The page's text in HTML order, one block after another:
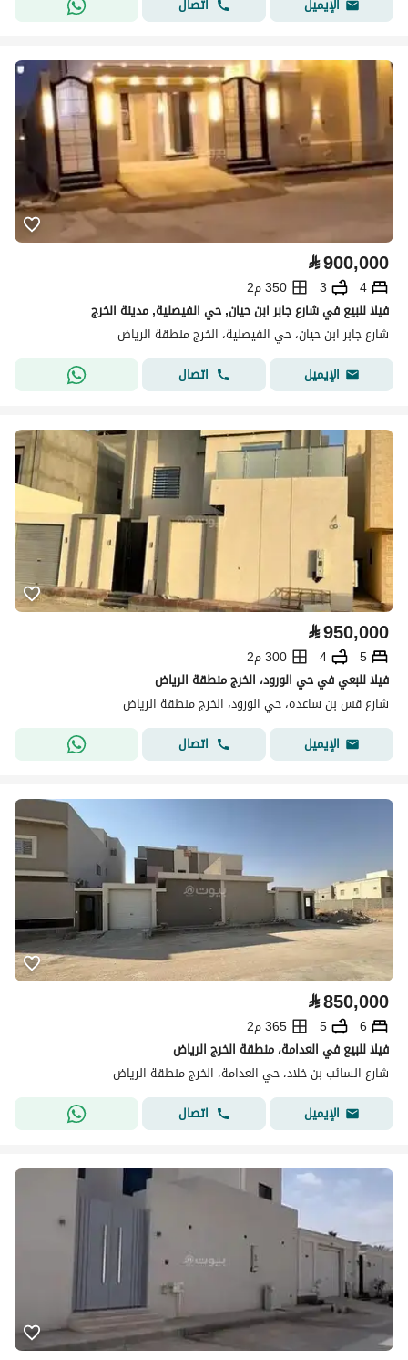
الإيميل
⃁900,000
4
3
350 م2
فيلا للبيع في شارع جابر ابن حيان, حي الفيصلية, مدينة الخرج
شارع جابر ابن حيان، حي الفيصلية، الخرج منطقة الرياض
الإيميل
اتصال
⃁950,000
5
4
300 م2
فيلا للبعي في حي الورود، الخرج منطقة الرياض
شارع قس بن ساعده، حي الورود، الخرج منطقة الرياض
الإيميل
اتصال
⃁850,000
6
5
365 م2
فيلا للبيع في العدامة، منطقة الخرج الرياض
شارع السائب بن خلاد، حي العدامة، الخرج منطقة الرياض
الإيميل
اتصال